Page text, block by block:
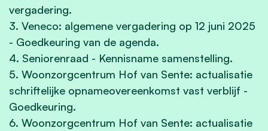
vergadering.
3. Veneco: algemene vergadering op 12 juni 2025
- Goedkeuring van de agenda.
4. Seniorenraad - Kennisname samenstelling.
5. Woonzorgcentrum Hof van Sente: actualisatie
schriftelijke opnameovereenkomst vast verblijf -
Goedkeuring.
6. Woonzorgcentrum Hof van Sente: actualisatie